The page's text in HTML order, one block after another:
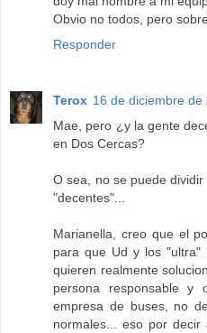
Obvio no todos, pero
Responder
Terox 16 de diciembre de
Mae, pero ¿y la gente
en Dos Cercas?
O sea, no se puede
"decentes"...
Marianella, creo que el
para que Ud y los "ultra"
quieren realmente
persona responsable
empresa de buses, no
normales... eso por